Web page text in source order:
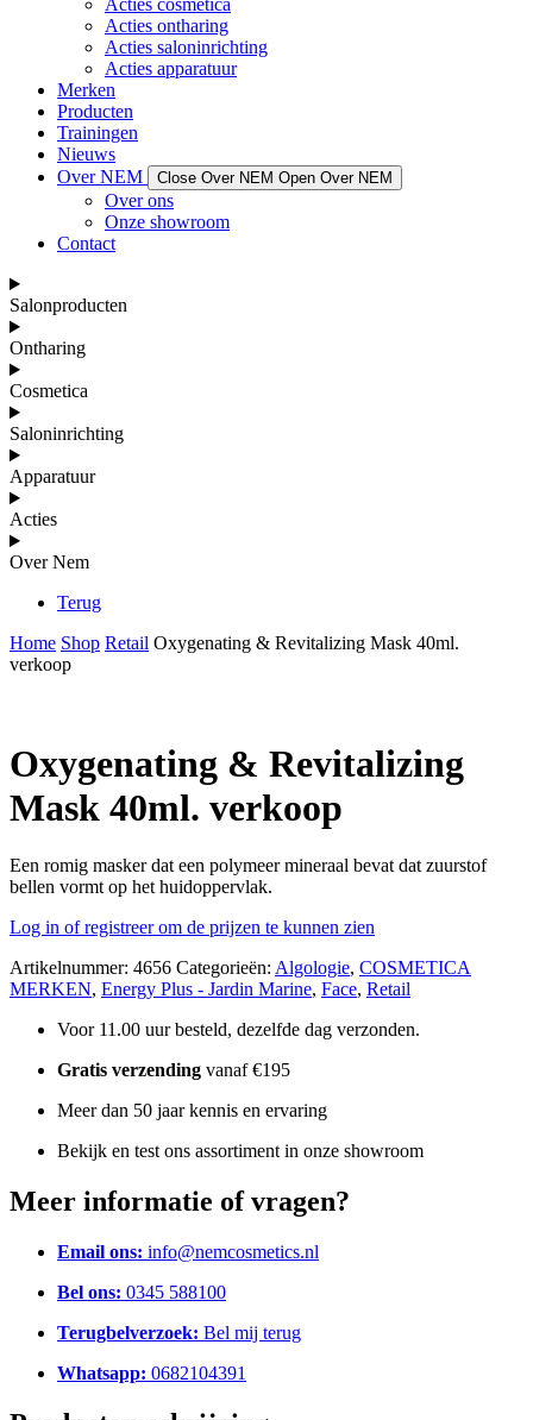
Acties cosmetica
Acties ontharing
Acties saloninrichting
Acties apparatuur
Merken
Producten
Trainingen
Nieuws
Over NEM
Close Over NEM Open Over NEM
Over ons
Onze showroom
Contact
Salonproducten
Ontharing
Cosmetica
Saloninrichting
Apparatuur
Acties
Over Nem
Terug
Home Shop Retail Oxygenating & Revitalizing Mask 40ml.
verkoop
Oxygenating & Revitalizing
Mask 40ml. verkoop
Een romig masker dat een polymeer mineraal bevat dat zuurstof
bellen vormt op het huidoppervlak.
Log in of registreer om de prijzen te kunnen zien
Artikelnummer: 4656 Categorieën: Algologie, COSMETICA
MERKEN, Energy Plus - Jardin Marine, Face, Retail
Voor 11.00 uur besteld, dezelfde dag verzonden.
Gratis verzending vanaf €195
Meer dan 50 jaar kennis en ervaring
Bekijk en test ons assortiment in onze showroom
Meer informatie of vragen?
Email ons: info@nemcosmetics.nl
Bel ons: 0345 588100
Terugbelverzoek: Bel mij terug
Whatsapp: 0682104391